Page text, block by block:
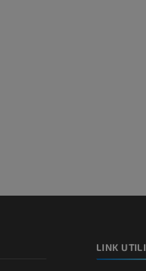
LINK UTILI